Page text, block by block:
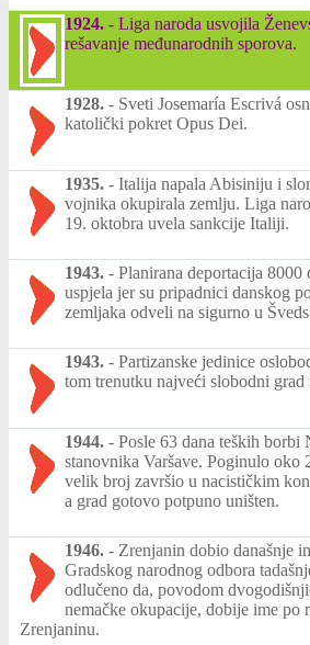
1924. - Liga naroda usvojila
rešavanje međunarodnih sporova.
1928. - Sveti Josemaría Escrivá
katolički pokret Opus Dei.
1935. - Italija napala Abisiniju i
vojnika okupirala zemlju. Liga
19. oktobra uvela sankcije Italiji.
1943. - Planirana deportacija
uspjela jer su pripadnici danskog
zemljaka odveli na sigurno u
1943. - Partizanske jedinice
tom trenutku najveći slobodni
1944. - Posle 63 dana teških borbi
stanovnika Varšave. Poginulo oko
velik broj završio u nacističkim
a grad gotovo potpuno uništen.
1946. - Zrenjanin dobio današnje
Gradskog narodnog odbora
odlučeno da, povodom
nemačke okupacije, dobije ime po
Zrenjaninu.